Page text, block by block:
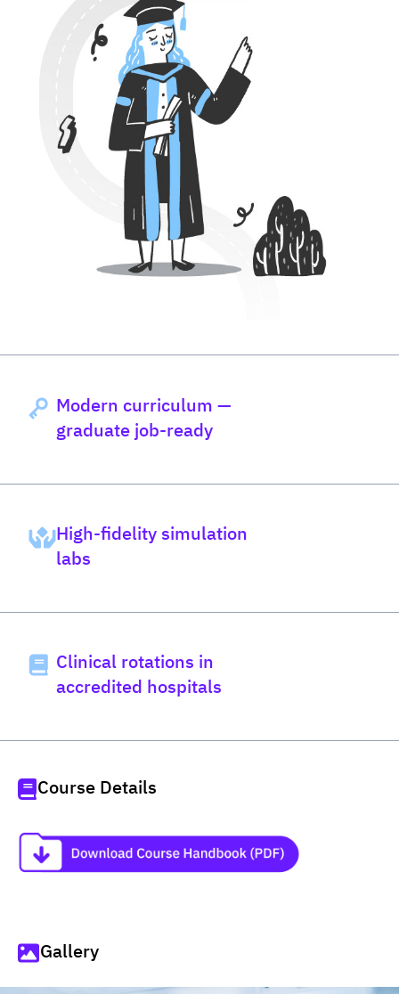
Modern curriculum —
graduate job-ready
High-fidelity simulation
labs
Clinical rotations in
accredited hospitals
Course Details
Gallery